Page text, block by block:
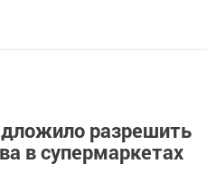
разрешить
в супермаркетах‍